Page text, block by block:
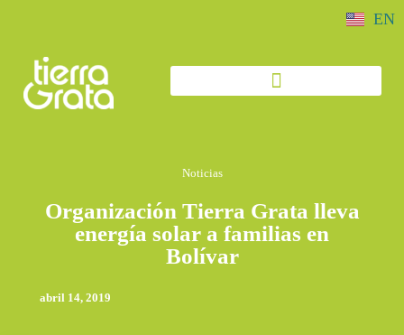
EN
Noticias
Organización Tierra Grata lleva
energía solar a familias en
Bolívar
abril 14, 2019